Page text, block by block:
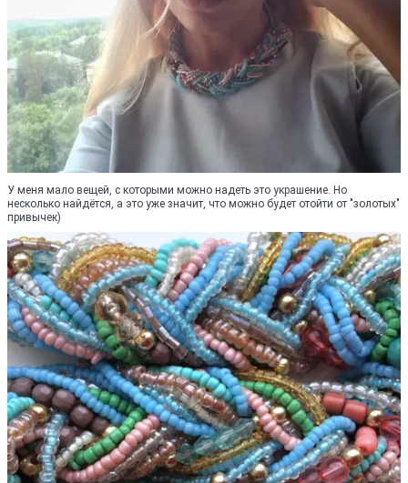
У меня мало вещей, с которыми можно надеть это украшение. Но
несколько найдётся, а это уже значит, что можно будет отойти от "золотых"
привычек)